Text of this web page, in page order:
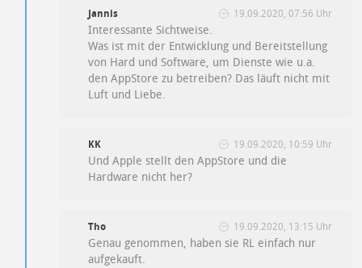
Jannis 19.09.2020, 07:56 Uhr
Interessante Sichtweise.
Was ist mit der Entwicklung und Bereitstellung
von Hard und Software, um Dienste wie u.a.
den AppStore zu betreiben? Das läuft nicht mit
Luft und Liebe.
KK 19.09.2020, 10:59 Uhr
Und Apple stellt den AppStore und die
Hardware nicht her?
Tho 19.09.2020, 13:15 Uhr
Genau genommen, haben sie RL einfach nur
aufgekauft.